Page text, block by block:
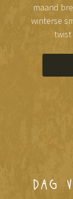
maand
winterse
twist
dag